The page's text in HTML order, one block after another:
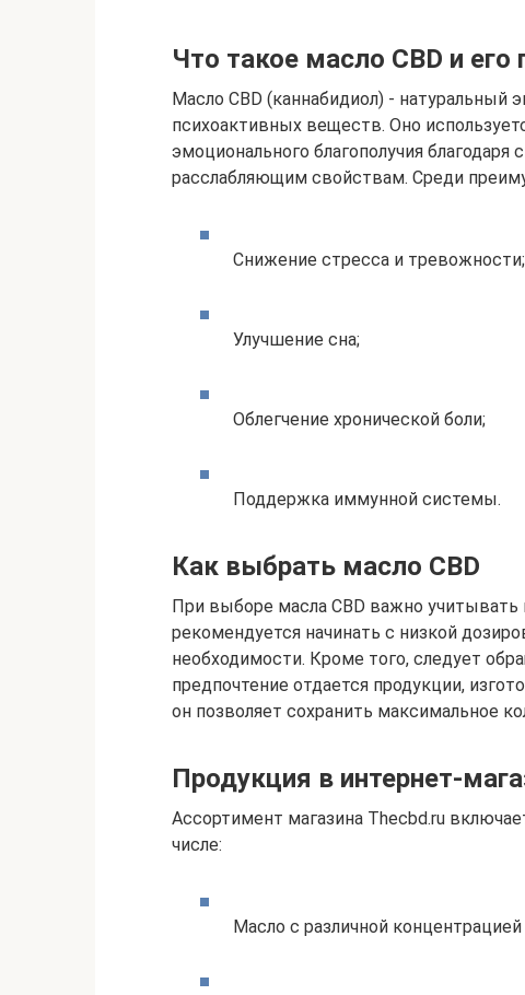
Что такое масло CBD и
Масло CBD (каннабидиол) - натуральный
психоактивных веществ. Оно
эмоционального благополучия
расслабляющим свойствам. Среди
Снижение стресса и тревожности;
Улучшение сна;
Облегчение хронической боли;
Поддержка иммунной системы.
Как выбрать масло CBD
При выборе масла CBD важно
рекомендуется начинать с низкой
необходимости. Кроме того, следует
предпочтение отдается продукции,
он позволяет сохранить максимальное
Продукция в интернет-
Ассортимент магазина Thecbd.ru
числе:
Масло с различной